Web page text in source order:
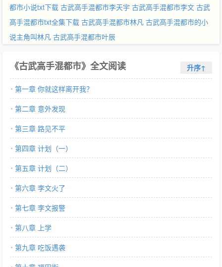
都市小说txt下载 古武高手混都市李天宇 古武高手混都市李文 古武
高手混都市txt全集下载 古武高手混都市林凡 古武高手混都市的小
说主角叫林凡 古武高手混都市叶辰
《古武高手混都市》全文阅读 升序↑
第一章 你就这样离开我？
第二章 意外发现
第三章 路见不平
第四章 计划（一）
第五章 计划（二）
第六章 李文火了
第七章 李文报警
第八章 上学
第九章 吃饭遇袭